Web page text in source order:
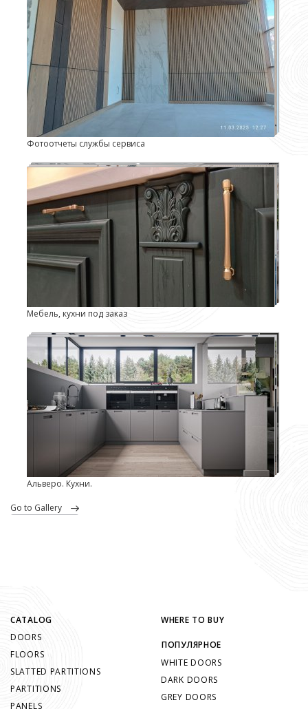
Фотоотчеты службы сервиса
Мебель, кухни под заказ
Альверо. Кухни.
go to Gallery
CATALOG
DOORS
FLOORS
SLATTED PARTITIONS
PARTITIONS
PANELS
WHERE TO BUY
ПОПУЛЯРНОЕ
WHITE DOORS
DARK DOORS
GREY DOORS